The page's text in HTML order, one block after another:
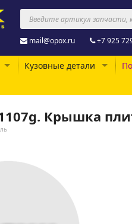
mail@opox.ru +7 925
Кузовные детали
Крышка